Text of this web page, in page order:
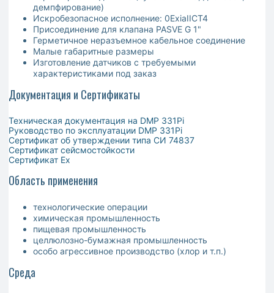
демпфирование)
Искробезопасное исполнение: 0ExiaIICT4
Присоединение для клапана PASVE G 1"
Герметичное неразъемное кабельное соединение
Малые габаритные размеры
Изготовление датчиков с требуемыми
характеристиками под заказ
Документация и Сертификаты
Техническая документация на DMP 331Pi
Руководство по эксплуатации DMP 331Pi
Сертификат об утверждении типа СИ 74837
Сертификат сейсмостойкости
Сертификат Ex
Область применения
технологические операции
химическая промышленность
пищевая промышленность
целлюлозно-бумажная промышленность
особо агрессивное производство (хлор и т.п.)
Среда